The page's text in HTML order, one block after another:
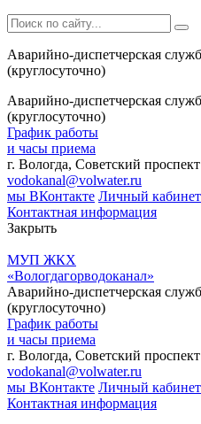
Аварийно-диспетчерская
(круглосуточно)
Аварийно-диспетчерская
(круглосуточно)
График работы
и часы приема
г. Вологда, Советский
vodokanal@volwater.ru
мы ВКонтакте Личный кабинет
Контактная информация
Закрыть
МУП ЖКХ
«Вологдагорводоканал»
Аварийно-диспетчерская
(круглосуточно)
График работы
и часы приема
г. Вологда, Советский
vodokanal@volwater.ru
мы ВКонтакте Личный кабинет
Контактная информация